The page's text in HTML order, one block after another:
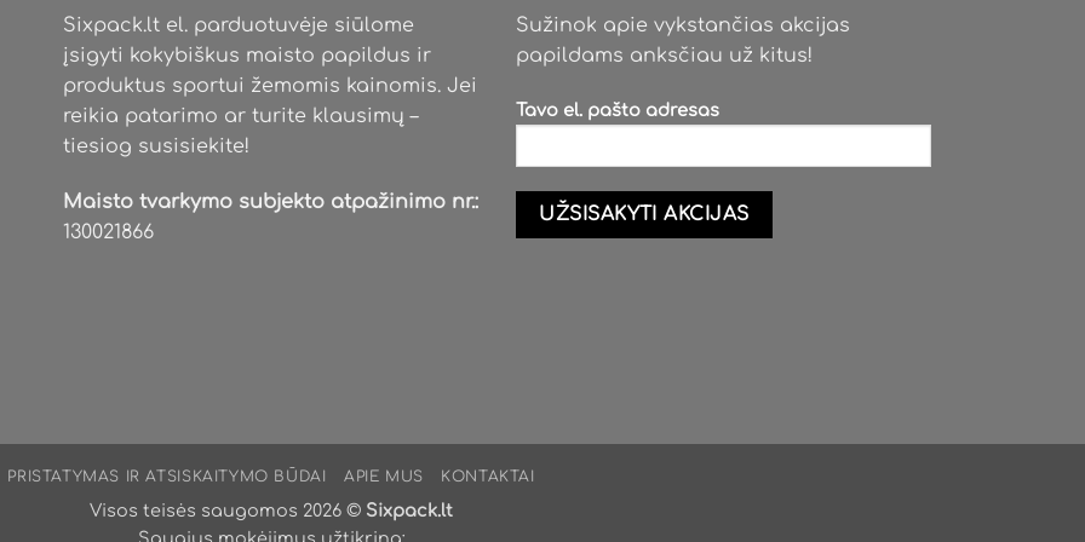
chosen
on
the
product
page
chosen
on
product
Sixpack.lt el. parduotuvėje siūlome
įsigyti kokybiškus maisto papildus ir
produktus sportui žemomis kainomis. Jei
reikia patarimo ar turite klausimų –
tiesiog susisiekite!
Maisto tvarkymo subjekto atpažinimo nr.:
130021866
Sužinok apie vykstančias akcijas
papildams anksčiau už kitus!
Tavo el. pašto adresas
PRISTATYMAS IR ATSISKAITYMO BŪDAI APIE MUS KONTAKTAI
Visos teisės saugomos 2026 © Sixpack.lt